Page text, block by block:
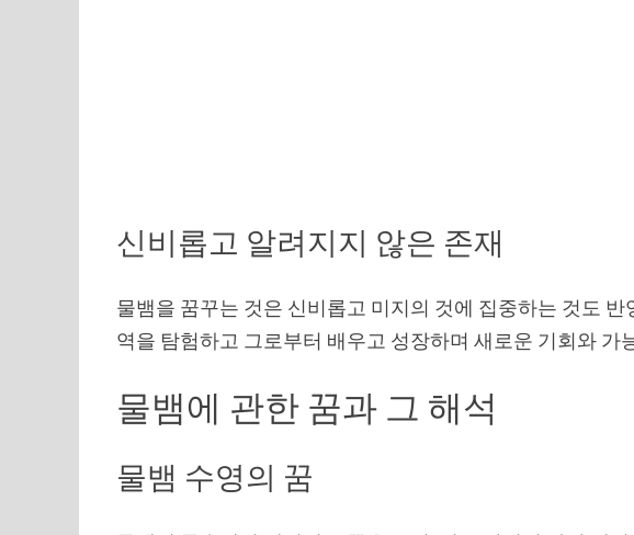
신비롭고 알려지지 않은 존재
물뱀을 꿈꾸는 것은 신비롭고 미지의 것에 집중하는 것도
역을 탐험하고 그로부터 배우고 성장하며 새로운 기회와 가
물뱀에 관한 꿈과 그 해석
물뱀 수영의 꿈